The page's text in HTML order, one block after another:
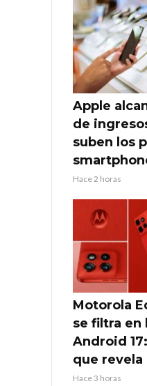
Apple
de
suben los
Hace 2 horas
Motorola
se filtra en
Android
que revela
Hace 3 horas